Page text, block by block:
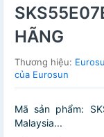
HÃNG
Thương hiệu:
của Eurosun
Mã sản phẩm:
Malaysia...